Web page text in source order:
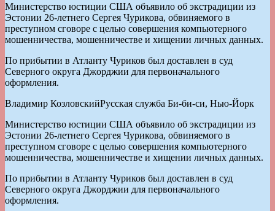
Министерство юстиции США объявило об экстрадиции из
Эстонии 26-летнего Сергея Чурикова, обвиняемого в
преступном сговоре с целью совершения компьютерного
мошенничества, мошенничестве и хищении личных данных.
По прибытии в Атланту Чуриков был доставлен в суд
Северного округа Джорджии для первоначального
оформления.
Владимир КозловскийРусская служба Би-би-си, Нью-Йорк
Министерство юстиции США объявило об экстрадиции из
Эстонии 26-летнего Сергея Чурикова, обвиняемого в
преступном сговоре с целью совершения компьютерного
мошенничества, мошенничестве и хищении личных данных.
По прибытии в Атланту Чуриков был доставлен в суд
Северного округа Джорджии для первоначального
оформления.